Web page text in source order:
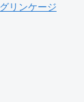
リンケージ